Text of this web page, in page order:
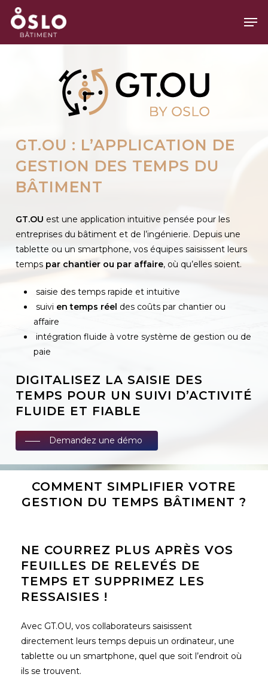
Skip
main
GT.OU : L’APPLICATION DE
GESTION DES TEMPS DU
BÂTIMENT
GT.OU est une application intuitive pensée pour les
entreprises du bâtiment et de l’ingénierie. Depuis une
tablette ou un smartphone, vos équipes saisissent leurs
temps par chantier ou par affaire, où qu’elles soient.
saisie des temps rapide et intuitive
suivi en temps réel des coûts par chantier ou
affaire
intégration fluide à votre système de gestion ou de
paie
DIGITALISEZ LA SAISIE DES
TEMPS POUR UN SUIVI D’ACTIVITÉ
FLUIDE ET FIABLE
Demandez une démo
COMMENT SIMPLIFIER VOTRE
GESTION DU TEMPS BÂTIMENT ?
NE COURREZ PLUS APRÈS VOS
FEUILLES DE RELEVÉS DE
TEMPS ETSUPPRIMEZ LES
RESSAISIES !
Avec GT.OU, vos collaborateurs saisissent
directement leurs temps depuis un ordinateur, une
tablette ou un smartphone, quel que soit l’endroit où
ils se trouvent.